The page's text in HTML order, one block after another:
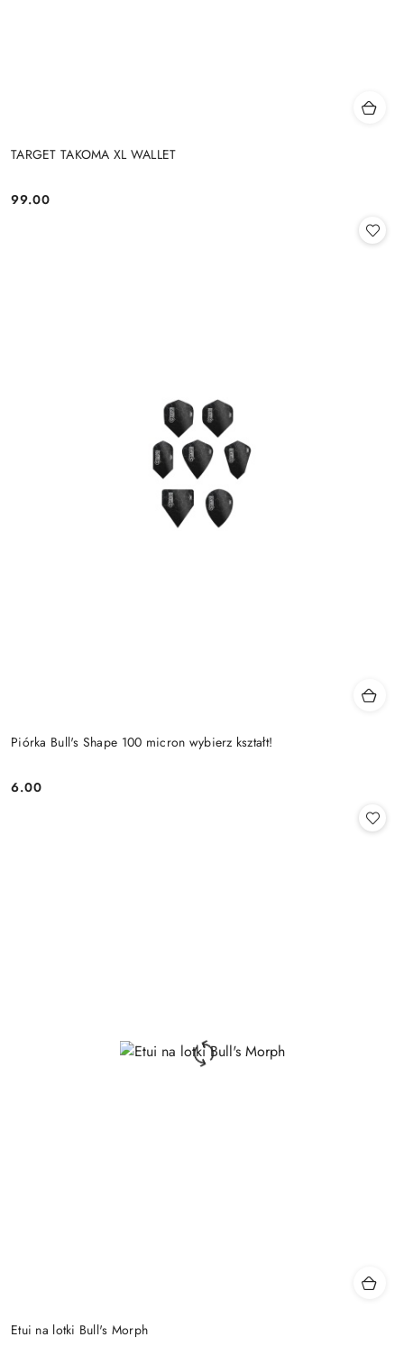
TARGET TAKOMA XL WALLET
Cena:
99.00
Piórka Bull's Shape 100 micron wybierz kształt!
Cena:
6.00
Etui na lotki Bull's Morph